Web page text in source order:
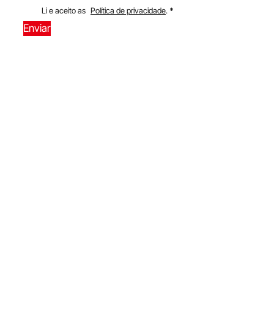
Li e aceito as Política de privacidade. *
Enviar